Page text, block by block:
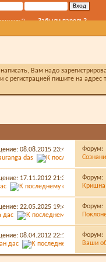
Забыли пароль?
Вам надо
пишите на адрес
08.08.201523:49
das
Форум:
17.11.201221:32
Форум:
22.05.2025 19:48
дас
Форум:
08.04.201222:17
дас
Форум:
Ваши